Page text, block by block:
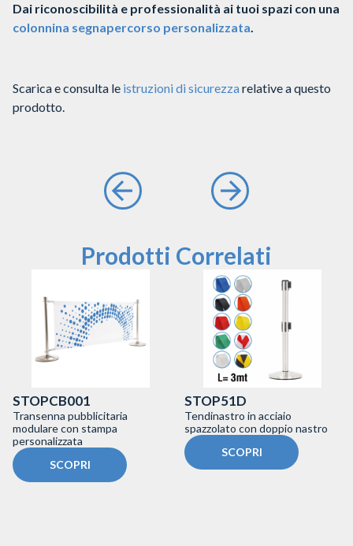
Dai riconoscibilità e professionalità ai tuoi spazi con una
colonnina segnapercorso personalizzata.
Scarica e consulta le istruzioni di sicurezzarelative a questo
prodotto.
Prodotti Correlati
STOPCB001
Transenna pubblicitaria
modulare con stampa
personalizzata
SCOPRI
STOP51D
Tendinastro in acciaio
spazzolato con doppio nastro
SCOPRI